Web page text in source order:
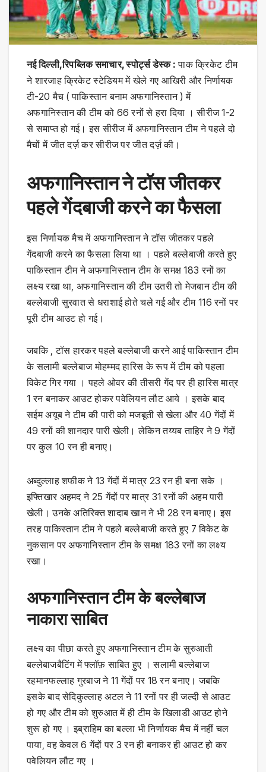
नई दिल्ली,रिपब्लिक समाचार, स्पोर्ट्स डेस्क : पाक क्रिकेट टीम
ने शारजाह क्रिकेट स्टेडियम में खेले गए आखिरी और निर्णायक
टी-20 मैच ( पाकिस्तान बनाम अफगानिस्तान ) में
अफगानिस्तान की टीम को 66 रनों से हरा दिया । सीरीज 1-2
से समाप्त हो गई। इस सीरीज में अफगानिस्तान टीम ने पहले दो
मैचों में जीत दर्ज़ कर सीरीज पर जीत दर्ज़ की।
अफगानिस्तान ने टॉस जीतकर
पहले गेंदबाजी करने का फैसला
इस निर्णायक मैच में अफगानिस्तान ने टॉस जीतकर पहले
गेंदबाजी करने का फैसला लिया था । पहले बल्लेबाजी करते हुए
पाकिस्तान टीम ने अफगानिस्तान टीम के समक्ष 183 रनों का
लक्ष्य रखा था, अफगानिस्तान की टीम उतरी तो मेजबान टीम की
बल्लेबाजी सुरवात से धराशाई होते चले गई और टीम 116 रनों पर
पूरी टीम आउट हो गई।
जबकि , टॉस हारकर पहले बल्लेबाजी करने आई पाकिस्तान टीम
के सलामी बल्लेबाज मोहम्मद हारिस के रूप में टीम को पहला
विकेट गिर गया । पहले ओवर की तीसरी गेंद पर ही हारिस मात्र
1 रन बनाकर आउट होकर पवेलियन लौट आये । इसके बाद
सईम अयूब ने टीम की पारी को मजबूती से खेला और 40 गेंदों में
49 रनों की शानदार पारी खेली। लेकिन तय्यब ताहिर ने 9 गेंदों
पर कुल 10 रन ही बनाए।
अब्दुल्लाह शफीक ने 13 गेंदों में मात्र 23 रन ही बना सके ।
इफ्तिखार अहमद ने 25 गेंदों पर मात्र 31 रनों की अहम पारी
खेली। उनके अतिरिक्त शादाब खान ने भी 28 रन बनाए। इस
तरह पाकिस्तान टीम ने पहले बल्लेबाजी करते हुए 7 विकेट के
नुकसान पर अफगानिस्तान टीम के समक्ष 183 रनों का लक्ष्य
रखा।
अफगानिस्तान टीम के बल्लेबाज
नाकारा साबित
लक्ष्य का पीछा करते हुए अफगानिस्तान टीम के सुरुआती
बल्लेबाजबैटिंग में फ्लॉफ़ साबित हुए । सलामी बल्लेबाज
रहमानफल्लाह गुरबाज ने 11 गेंदों पर 18 रन बनाए। जबकि
इसके बाद सेदिकुल्लाह अटल ने 11 रनों पर ही जल्दी से आउट
हो गए और टीम को शुरुआत में ही टीम के खिलाडी आउट होने
शुरू हो गए । इब्राहिम का बल्ला भी निर्णायक मैच में नहीं चल
पाया, वह केवल 6 गेंदों पर 3 रन ही बनाकर ही आउट हो कर
पवेलियन लौट गए ।